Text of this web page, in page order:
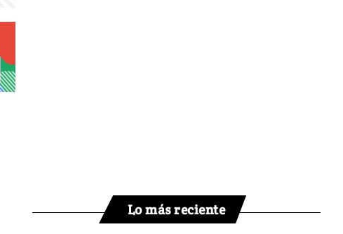
Lo más reciente